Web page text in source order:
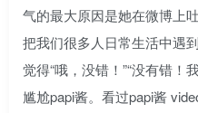
气的最大原因是她在微博上
把我们很多人日常生活中遇
觉得“哦，没错！”“没有错！
尴尬papi酱。看过papi酱